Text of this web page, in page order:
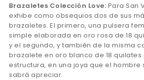
Brazaletes Colección Love: Para San
exhibe como obsequios dos de sus
brazaletes. El primero, una pulsera
simple elaborada en oro rosa de 18
y el segundo, y también de la misma
brazalete en oro blanco de 18 quilates
estructura, en una joya que el
sabrá apreciar.